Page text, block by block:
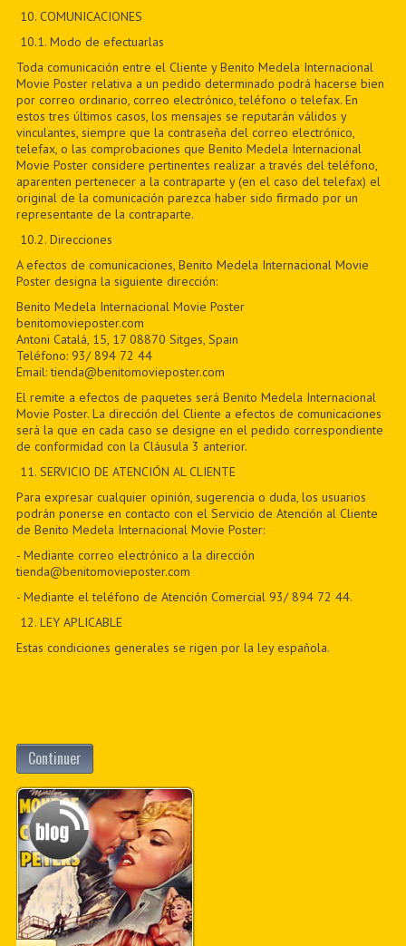
10. COMUNICACIONES
10.1. Modo de efectuarlas
Toda comunicación entre el Cliente y Benito Medela Internacional
Movie Poster relativa a un pedido determinado podrá hacerse bien
por correo ordinario, correo electrónico, teléfono o telefax. En
estos tres últimos casos, los mensajes se reputarán válidos y
vinculantes, siempre que la contraseña del correo electrónico,
telefax, o las comprobaciones que Benito Medela Internacional
Movie Poster considere pertinentes realizar a través del teléfono,
aparenten pertenecer a la contraparte y (en el caso del telefax) el
original de la comunicación parezca haber sido firmado por un
representante de la contraparte.
10.2. Direcciones
A efectos de comunicaciones, Benito Medela Internacional Movie
Poster designa la siguiente dirección:
Benito Medela Internacional Movie Poster
benitomovieposter.com
Antoni Catalá, 15, 17 08870 Sitges, Spain
Teléfono: 93/ 894 72 44
Email: tienda@benitomovieposter.com
El remite a efectos de paquetes será Benito Medela Internacional
Movie Poster. La dirección del Cliente a efectos de comunicaciones
será la que en cada caso se designe en el pedido correspondiente
de conformidad con la Cláusula 3 anterior.
11. SERVICIO DE ATENCIÓN AL CLIENTE
Para expresar cualquier opinión, sugerencia o duda, los usuarios
podrán ponerse en contacto con el Servicio de Atención al Cliente
de Benito Medela Internacional Movie Poster:
- Mediante correo electrónico a la dirección
tienda@benitomovieposter.com
- Mediante el teléfono de Atención Comercial 93/ 894 72 44.
12. LEY APLICABLE
Estas condiciones generales se rigen por la ley española.
Continuer